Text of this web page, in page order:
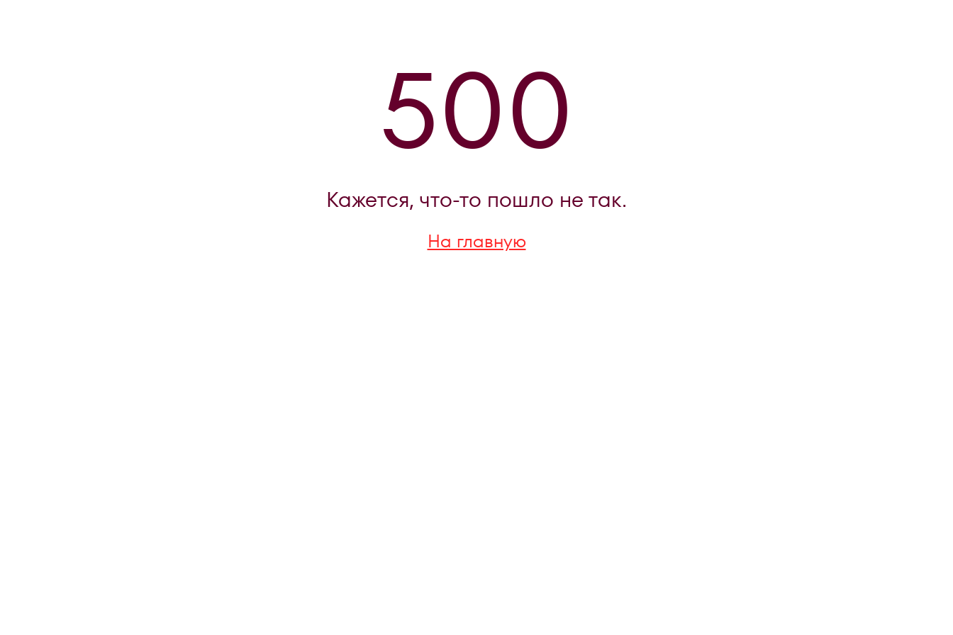
500
Кажется, что-то пошло не так.
На главную